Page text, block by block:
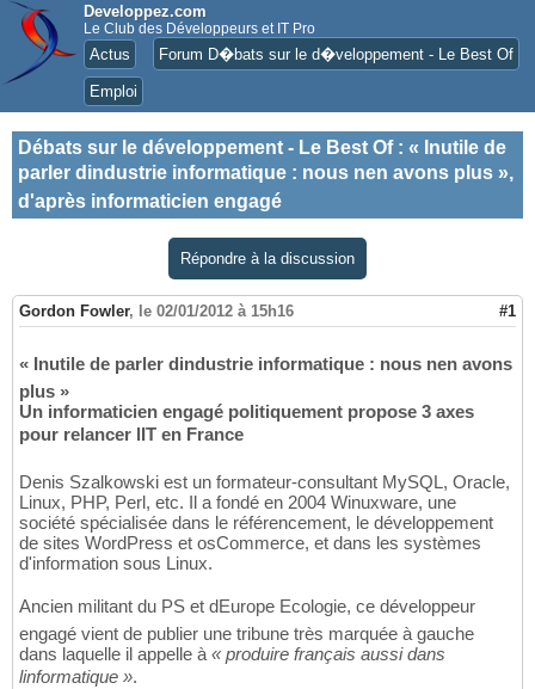
Developpez.com
Le Club des Développeurs et IT Pro
Actus Forum D�bats sur le d�veloppement - Le Best Of
Emploi
Débats sur le développement - Le Best Of: « Inutile de
parler dindustrie informatique : nous nen avons plus »,
d'après informaticien engagé
Répondre à la discussion
Gordon Fowler, le 02/01/2012 à 15h16 #1
« Inutile de parler dindustrie informatique : nous nen avons
plus »
Un informaticien engagé politiquement propose 3 axes
pour relancer lIT en France
Denis Szalkowski est un formateur-consultant MySQL, Oracle,
Linux, PHP, Perl, etc. Il a fondé en 2004 Winuxware, une
société spécialisée dans le référencement, le développement
de sites WordPress et osCommerce, et dans les systèmes
d'information sous Linux.
Ancien militant du PS et dEurope Ecologie, ce développeur
engagé vient de publier une tribune très marquée à gauche
dans laquelle il appelle à « produire français aussi dans
linformatique ».